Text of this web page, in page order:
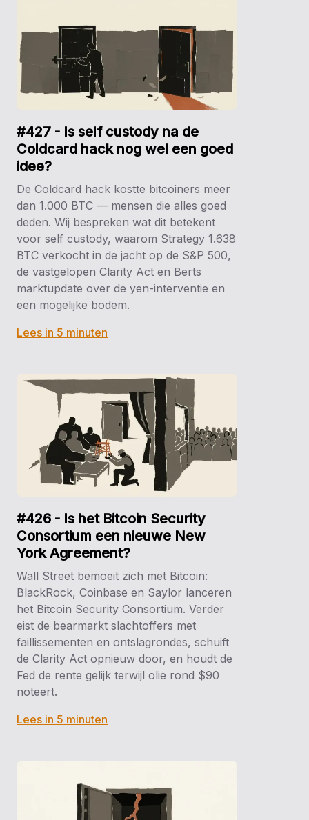
#427 - Is self custody na de
Coldcard hack nog wel een goed
idee?
De Coldcard hack kostte bitcoiners meer
dan 1.000 BTC — mensen die alles goed
deden. Wij bespreken wat dit betekent
voor self custody, waarom Strategy 1.638
BTC verkocht in de jacht op de S&P 500,
de vastgelopen Clarity Act en Berts
marktupdate over de yen-interventie en
een mogelijke bodem.
Lees in 5 minuten
#426 - Is het Bitcoin Security
Consortium een nieuwe New
York Agreement?
Wall Street bemoeit zich met Bitcoin:
BlackRock, Coinbase en Saylor lanceren
het Bitcoin Security Consortium. Verder
eist de bearmarkt slachtoffers met
faillissementen en ontslagrondes, schuift
de Clarity Act opnieuw door, en houdt de
Fed de rente gelijk terwijl olie rond $90
noteert.
Lees in 5 minuten